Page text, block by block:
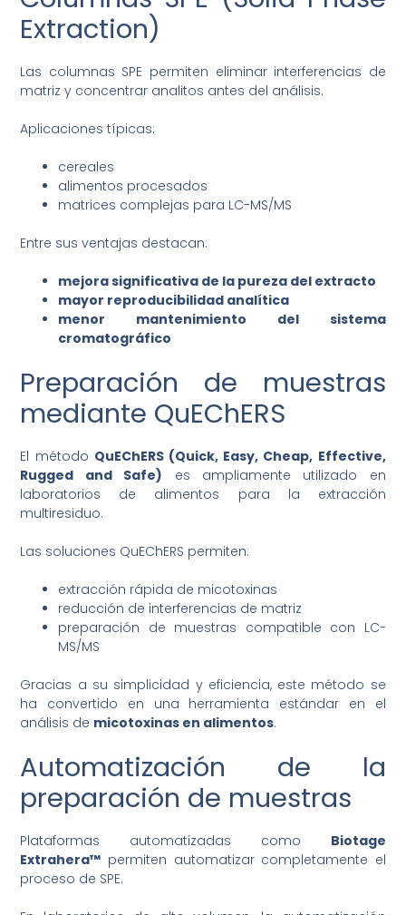
Extraction)
Las columnas SPE permiten eliminar interferencias de
matriz y concentrar analitos antes del análisis.
Aplicaciones típicas:
cereales
alimentos procesados
matrices complejas para LC-MS/MS
Entre sus ventajas destacan:
mejora significativa de la pureza del extracto
mayor reproducibilidad analítica
menor mantenimiento del sistema
cromatográfico
Preparación de muestras
mediante QuEChERS
El método QuEChERS (Quick, Easy, Cheap, Effective,
Rugged and Safe) es ampliamente utilizado en
laboratorios de alimentos para la extracción
multiresiduo.
Las soluciones QuEChERS permiten:
extracción rápida de micotoxinas
reducción de interferencias de matriz
preparación de muestras compatible con LC-
MS/MS
Gracias a su simplicidad y eficiencia, este método se
ha convertido en una herramienta estándar en el
análisis de micotoxinas en alimentos.
Automatización de la
preparación de muestras
Plataformas automatizadas como Biotage
Extrahera™ permiten automatizar completamente el
proceso de SPE.